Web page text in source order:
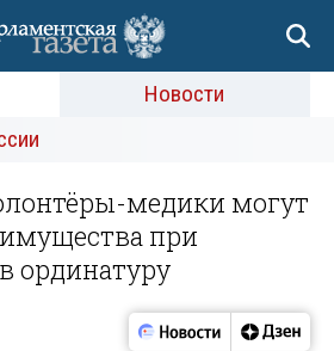
Новости
медики могут
при
ординатуру